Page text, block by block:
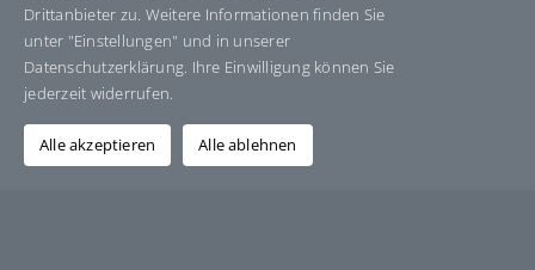
Über den Autor: Grafik-Design-Jutta-Sucker
Drittanbieter zu. Weitere Informationen finden Sie
unter "Einstellungen" und in unserer
Datenschutzerklärung. Ihre Einwilligung können Sie
jederzeit widerrufen.
Alle akzeptieren Alle ablehnen